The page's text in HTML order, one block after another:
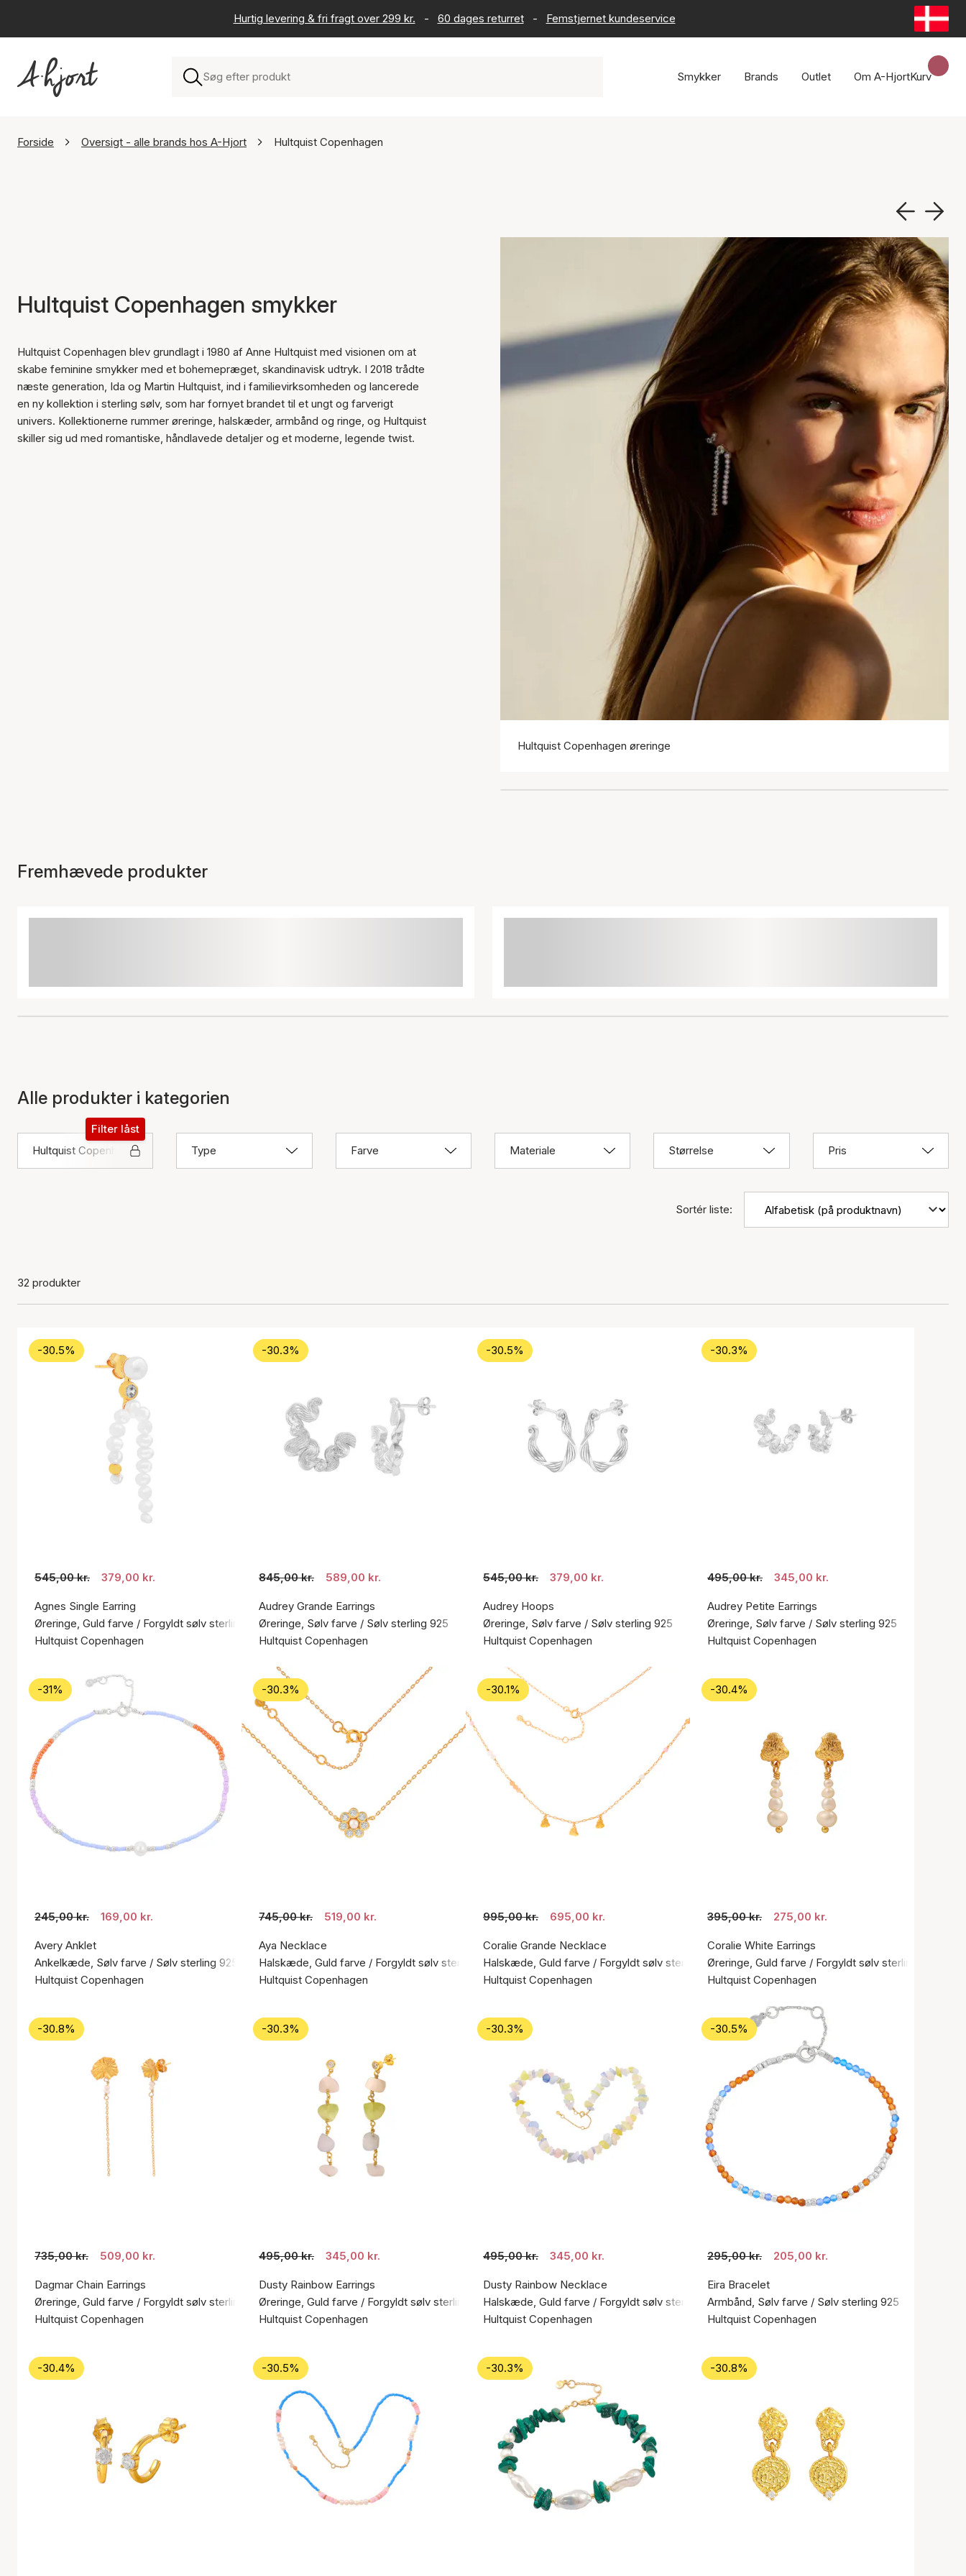
Hurtig levering & fri fragt over 299 kr. - 60 dages returret - Femstjernet kundeservice
Smykker Brands Outlet Om A-HjortKurv
Forside Oversigt - alle brands hos A-Hjort Hultquist Copenhagen
Hultquist Copenhagen smykker
Hultquist Copenhagen blev grundlagt i 1980 af Anne Hultquist med visionen om at
skabe feminine smykker med et bohemepræget, skandinavisk udtryk. I 2018 trådte
næste generation, Ida og Martin Hultquist, ind i familievirksomheden og lancerede
en ny kollektion i sterling sølv, som har fornyet brandet til et ungt og farverigt
univers. Kollektionerne rummer øreringe, halskæder, armbånd og ringe, og Hultquist
skiller sig ud med romantiske, håndlavede detaljer og et moderne, legende twist.
Hultquist Copenhagen øreringe
Fremhævede produkter
Alle produkter i kategorien
Hultquist Copenhagen
Filter låst
Type
Farve Materiale Størrelse Pris
Sortér liste:
32 produkter
-30.5%
545,00 kr. 379,00 kr.
Agnes Single Earring
Øreringe, Guld farve / Forgyldt sølv sterling 925
Hultquist Copenhagen
-30.3%
845,00 kr. 589,00 kr.
Audrey Grande Earrings
Øreringe, Sølv farve / Sølv sterling 925
Hultquist Copenhagen
-30.5%
545,00 kr. 379,00 kr.
Audrey Hoops
Øreringe, Sølv farve / Sølv sterling 925
Hultquist Copenhagen
-30.3%
495,00 kr. 345,00 kr.
Audrey Petite Earrings
Øreringe, Sølv farve / Sølv sterling 925
Hultquist Copenhagen
-31%
245,00 kr. 169,00 kr.
Avery Anklet
Ankelkæde, Sølv farve / Sølv sterling 925
Hultquist Copenhagen
-30.3%
745,00 kr. 519,00 kr.
Aya Necklace
Halskæde, Guld farve / Forgyldt sølv sterling 925
Hultquist Copenhagen
-30.1%
995,00 kr. 695,00 kr.
Coralie Grande Necklace
Halskæde, Guld farve / Forgyldt sølv sterling 925
Hultquist Copenhagen
-30.4%
395,00 kr. 275,00 kr.
Coralie White Earrings
Øreringe, Guld farve / Forgyldt sølv sterling 925
Hultquist Copenhagen
-30.8%
735,00 kr. 509,00 kr.
Dagmar Chain Earrings
Øreringe, Guld farve / Forgyldt sølv sterling 925
Hultquist Copenhagen
-30.3%
495,00 kr. 345,00 kr.
Dusty Rainbow Earrings
Øreringe, Guld farve / Forgyldt sølv sterling 925
Hultquist Copenhagen
-30.3%
495,00 kr. 345,00 kr.
Dusty Rainbow Necklace
Halskæde, Guld farve / Forgyldt sølv sterling 925
Hultquist Copenhagen
-30.5%
295,00 kr. 205,00 kr.
Eira Bracelet
Armbånd, Sølv farve / Sølv sterling 925
Hultquist Copenhagen
-30.4% -30.5% -30.3% -30.8%